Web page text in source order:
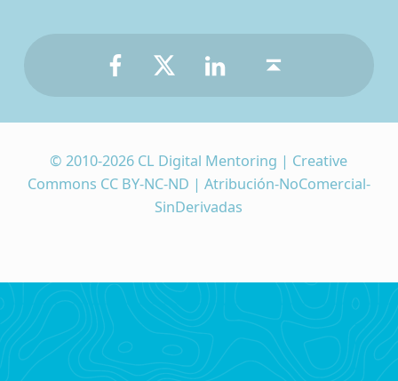
© 2010-2026 CL Digital Mentoring | Creative
Commons CC BY-NC-ND | Atribución-NoComercial-
SinDerivadas